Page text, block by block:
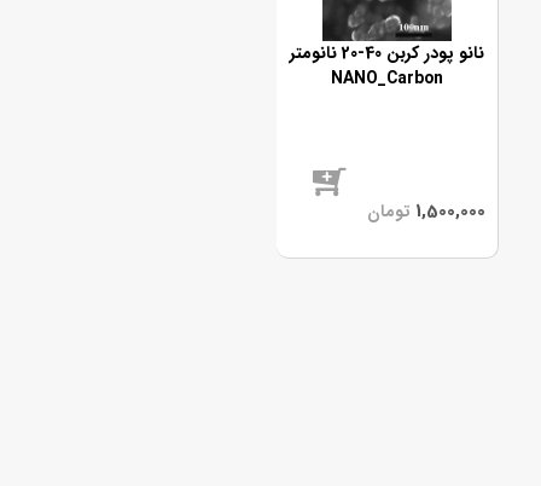
نانو پودر کربن 40-20 نانومتر
NANO_Carbon
موجود